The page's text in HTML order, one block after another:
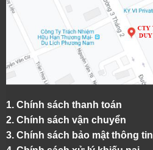
1. Chính sách thanh toán
2. Chính sách vận chuyển
3. Chính sách bảo mật thông tin